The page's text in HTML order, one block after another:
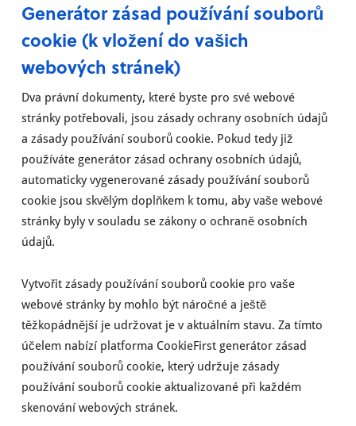
Generátor zásad používání souborů
cookie (k vložení do vašich
webových stránek)
Dva právní dokumenty, které byste pro své webové
stránky potřebovali, jsou zásady ochrany osobních údajů
a zásady používání souborů cookie. Pokud tedy již
používáte generátor zásad ochrany osobních údajů,
automaticky vygenerované zásady používání souborů
cookie jsou skvělým doplňkem k tomu, aby vaše webové
stránky byly v souladu se zákony o ochraně osobních
údajů.
Vytvořit zásady používání souborů cookie pro vaše
webové stránky by mohlo být náročné a ještě
těžkopádnější je udržovat je v aktuálním stavu. Za tímto
účelem nabízí platforma CookieFirst generátor zásad
používání souborů cookie, který udržuje zásady
používání souborů cookie aktualizované při každém
skenování webových stránek.